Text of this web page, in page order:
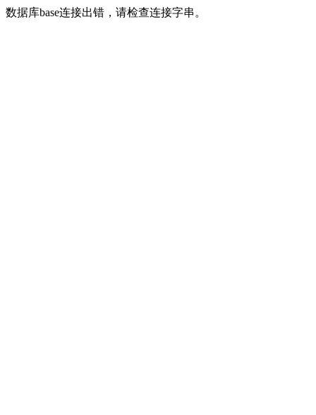
数据库base连接出错，请检查连接字串。